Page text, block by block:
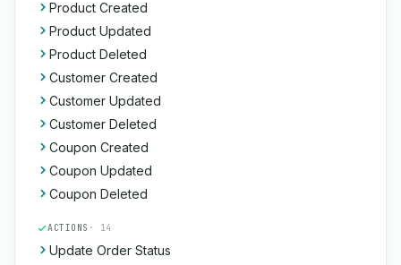
Product Created
Product Updated
Product Deleted
Customer Created
Customer Updated
Customer Deleted
Coupon Created
Coupon Updated
Coupon Deleted
ACTIONS · 14
Update Order Status